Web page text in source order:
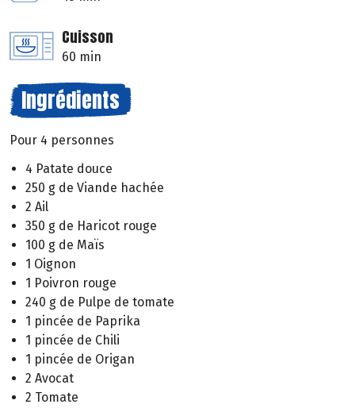
Cuisson
60 min
Ingrédients
Pour 4 personnes
4 Patate douce
250 g de Viande hachée
2 Ail
350 g de Haricot rouge
100 g de Maïs
1 Oignon
1 Poivron rouge
240 g de Pulpe de tomate
1 pincée de Paprika
1 pincée de Chili
1 pincée de Origan
2 Avocat
2 Tomate